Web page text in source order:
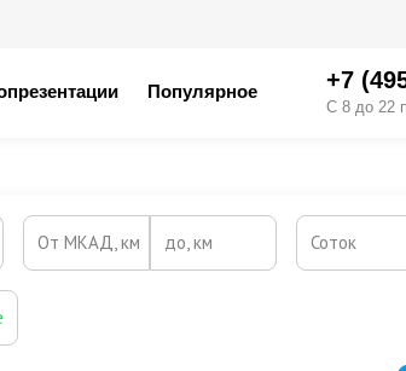
Популярное +7
С 8 до 22
От МКАД, км до, км Соток